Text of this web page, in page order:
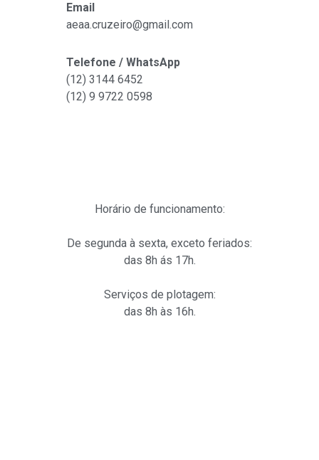
Email
aeaa.cruzeiro@gmail.com
Telefone / WhatsApp
(12) 3144 6452
(12) 9 9722 0598
Horário de funcionamento:
De segunda à sexta, exceto feriados:
das 8h ás 17h.
Serviços de plotagem:
das 8h às 16h.